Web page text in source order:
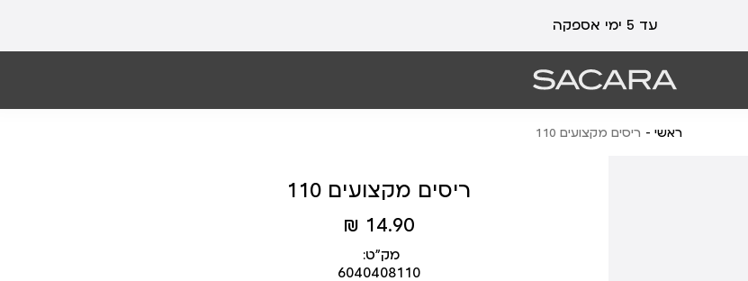
עד 5 ימי אספקה
ראשי ריסים מקצועים 110
ריסים מקצועים 110
מחיר
מוצר
14.90 ₪
מק״ט:
6040408110